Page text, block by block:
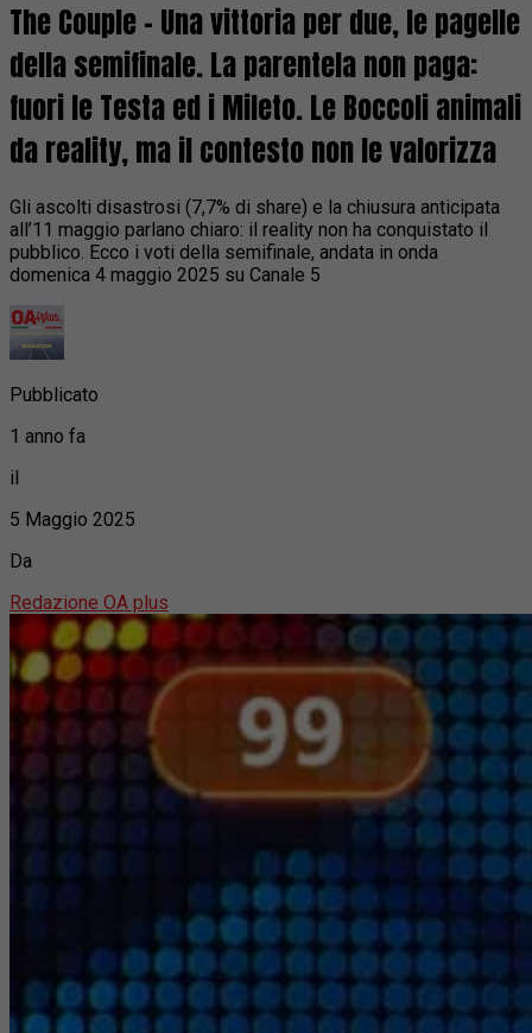
The Couple – Una vittoria per due, le pagelle
della semifinale. La parentela non paga:
fuori le Testa ed i Mileto. Le Boccoli animali
da reality, ma il contesto non le valorizza
Gli ascolti disastrosi (7,7% di share) e la chiusura anticipata
all’11 maggio parlano chiaro: il reality non ha conquistato il
pubblico. Ecco i voti della semifinale, andata in onda
domenica 4 maggio 2025 su Canale 5
Pubblicato
1 anno fa
il
5 Maggio 2025
Da
Redazione OA plus